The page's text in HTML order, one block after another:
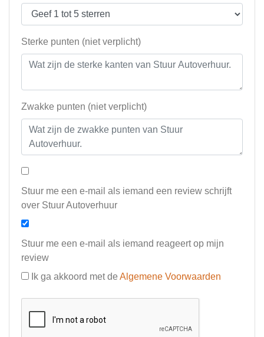
Sterke punten (niet verplicht)
Zwakke punten (niet verplicht)
Stuur me een e-mail als iemand een review schrijft
over Stuur Autoverhuur
Stuur me een e-mail als iemand reageert op mijn
review
Ik ga akkoord met de Algemene Voorwaarden